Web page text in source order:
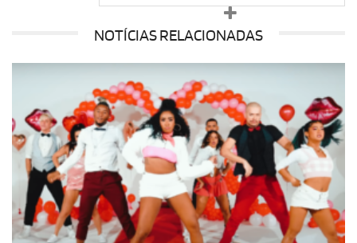
NOTÍCIAS RELACIONADAS